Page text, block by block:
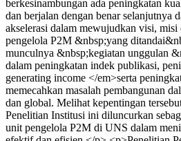
berkesinambungan ada peningkatan
dan berjalan dengan benar selanjutnya
akselerasi dalam mewujudkan visi,
pengelola P2M &nbsp;yang
munculnya &nbsp;kegiatan unggulan
dalam peningkatan indek publikasi,
generating income </em>serta
memecahkan masalah pembangunan
dan global. Melihat kepentingan
Penelitian Institusi ini diluncurkan
unit pengelola P2M di UNS dalam